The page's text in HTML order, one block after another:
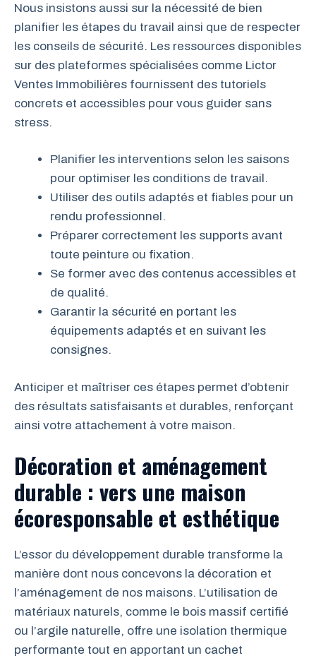
Nous insistons aussi sur la nécessité de bien
planifier les étapes du travail ainsi que de respecter
les conseils de sécurité. Les ressources disponibles
sur des plateformes spécialisées comme Lictor
Ventes Immobilières fournissent des tutoriels
concrets et accessibles pour vous guider sans
stress.
Planifier les interventions selon les saisons
pour optimiser les conditions de travail.
Utiliser des outils adaptés et fiables pour un
rendu professionnel.
Préparer correctement les supports avant
toute peinture ou fixation.
Se former avec des contenus accessibles et
de qualité.
Garantir la sécurité en portant les
équipements adaptés et en suivant les
consignes.
Anticiper et maîtriser ces étapes permet d’obtenir
des résultats satisfaisants et durables, renforçant
ainsi votre attachement à votre maison.
Décoration et aménagement
durable : vers une maison
écoresponsable et esthétique
L’essor du développement durable transforme la
manière dont nous concevons la décoration et
l’aménagement de nos maisons. L’utilisation de
matériaux naturels, comme le bois massif certifié
ou l’argile naturelle, offre une isolation thermique
performante tout en apportant un cachet